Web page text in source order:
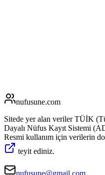
nufusune.com
Sitede yer alan veriler TÜİK
Dayalı Nüfus Kayıt Sistemi
Resmi kullanım için verilerin
teyit ediniz.
nufusune@gmail.com